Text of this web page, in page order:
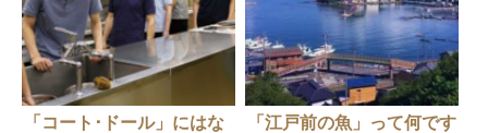
「コート･ドール」にはな
「江戸前の魚」って何です